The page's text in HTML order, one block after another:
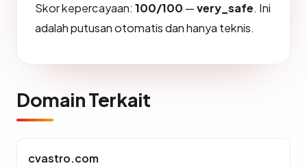
Skor kepercayaan: 100/100 —very_safe. Ini
adalah putusan otomatis dan hanya teknis.
Domain Terkait
cvastro.com